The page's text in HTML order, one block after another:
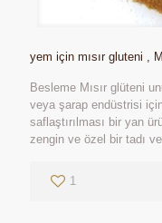
yem için mısır gluteni ,
Besleme Mısır glüteni
veya şarap endüstrisi
saflaştırılması bir yan
zengin ve özel bir tadı
1